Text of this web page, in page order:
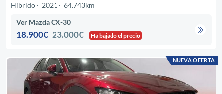
Híbrido
2021 64.743km
Ver Mazda CX-30
18.900€ 23.000€ Ha bajado el precio
NUEVA OFERTA